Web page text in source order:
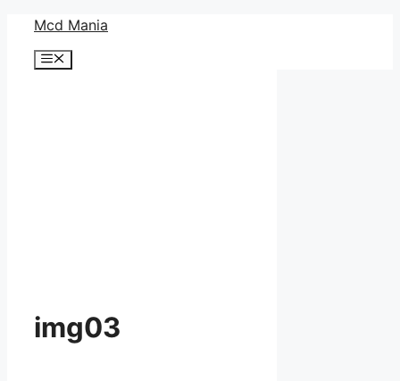
Mcd Mania
メ
img03